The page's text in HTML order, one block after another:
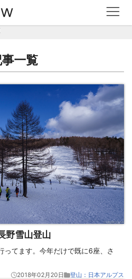
一覧
野雪山登山
ってます。今年だけで既に6座、さ
2018年02月20日 登山：日本アルプス